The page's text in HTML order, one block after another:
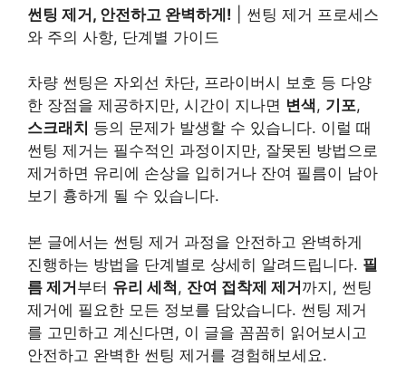
썬팅 제거, 안전하고 완벽하게! | 썬팅 제거 프로세스
와 주의 사항, 단계별 가이드
차량 썬팅은 자외선 차단, 프라이버시 보호 등 다양
한 장점을 제공하지만, 시간이 지나면 변색, 기포,
스크래치 등의 문제가 발생할 수 있습니다. 이럴 때
썬팅 제거는 필수적인 과정이지만, 잘못된 방법으로
제거하면 유리에 손상을 입히거나 잔여 필름이 남아
보기 흉하게 될 수 있습니다.
본 글에서는 썬팅 제거 과정을 안전하고 완벽하게
진행하는 방법을 단계별로 상세히 알려드립니다. 필
름 제거부터 유리 세척, 잔여 접착제 제거까지, 썬팅
제거에 필요한 모든 정보를 담았습니다. 썬팅 제거
를 고민하고 계신다면, 이 글을 꼼꼼히 읽어보시고
안전하고 완벽한 썬팅 제거를 경험해보세요.